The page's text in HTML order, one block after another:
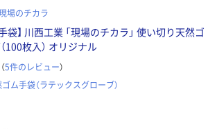
場のチカラ
袋】 川西工業 「現場のチカラ」 使い切り天然ゴ
100枚入） オリジナル
（5件のレビュー）
ム手袋（ラテックスグローブ）